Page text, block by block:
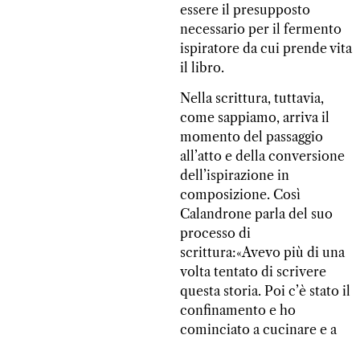
essere il presupposto
necessario per il fermento
ispiratore da cui prende vita
il libro.
Nella scrittura, tuttavia,
come sappiamo, arriva il
momento del passaggio
all’atto e della conversione
dell’ispirazione in
composizione. Così
Calandrone parla del suo
processo di
scrittura:«Avevo più di una
volta tentato di scrivere
questa storia. Poi c’è stato il
confinamento e ho
cominciato a cucinare e a